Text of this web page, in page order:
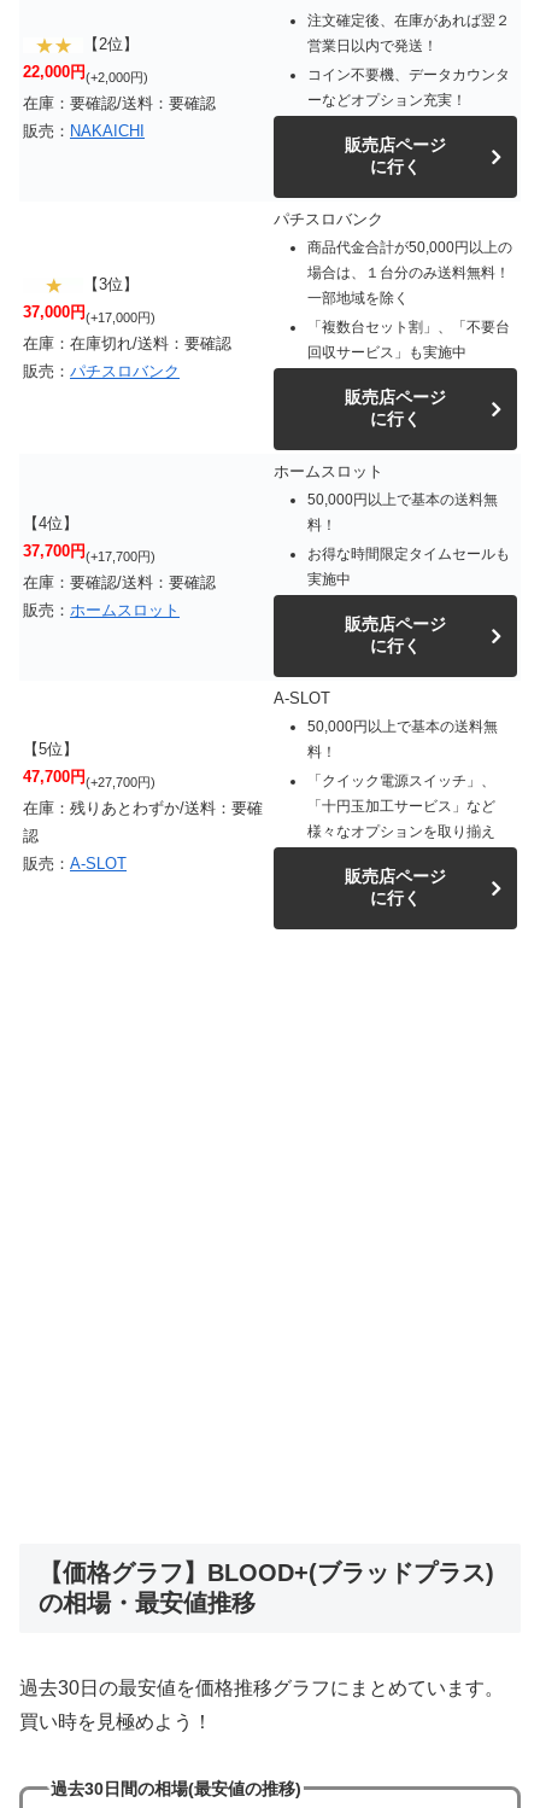
【2位】
22,000円(+2,000円)
在庫：要確認/送料：要確認
販売： NAKAICHI
注文確定後、在庫があれば翌２
営業日以内で発送！
コイン不要機、データカウンタ
ーなどオプション充実！
販売店ページ
に行く
【3位】
37,000円(+17,000円)
在庫：在庫切れ/送料：要確認
販売： パチスロバンク
パチスロバンク
商品代金合計が50,000円以上の
場合は、１台分のみ送料無料！
一部地域を除く
「複数台セット割」、「不要台
回収サービス」も実施中
販売店ページ
に行く
【4位】
37,700円(+17,700円)
在庫：要確認/送料：要確認
販売： ホームスロット
ホームスロット
50,000円以上で基本の送料無
料！
お得な時間限定タイムセールも
実施中
販売店ページ
に行く
【5位】
47,700円(+27,700円)
在庫：残りあとわずか/送料：要確
認
販売： A-SLOT
A-SLOT
50,000円以上で基本の送料無
料！
「クイック電源スイッチ」、
「十円玉加工サービス」など
様々なオプションを取り揃え
販売店ページ
に行く
【価格グラフ】BLOOD+(ブラッドプラス)
の相場・最安値推移
過去30日の最安値を価格推移グラフにまとめています。
買い時を見極めよう！
過去30日間の相場(最安値の推移)